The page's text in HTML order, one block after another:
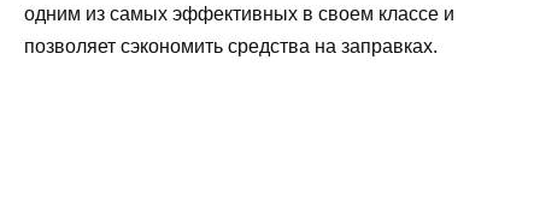
одним из самых эффективных в своем классе и
позволяет сэкономить средства на заправках.